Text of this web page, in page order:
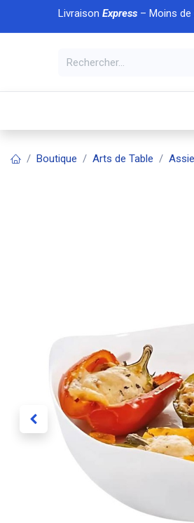
Se rendre au contenu
Livraison Express– Moins de
Boutique Arts de Table